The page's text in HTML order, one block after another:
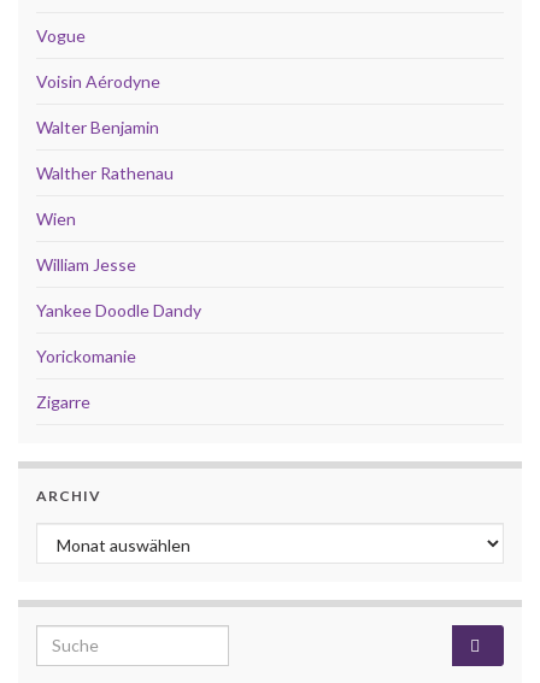
Vogue
Voisin Aérodyne
Walter Benjamin
Walther Rathenau
Wien
William Jesse
Yankee Doodle Dandy
Yorickomanie
Zigarre
ARCHIV
Archiv
Search for: